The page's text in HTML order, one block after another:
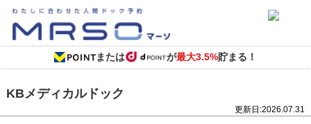
または が最大3.5%貯まる！
KBメディカルドック
更新日:2026.07.31